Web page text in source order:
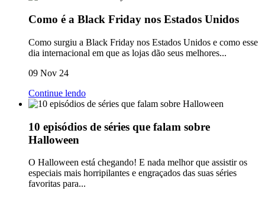
Como é a Black Friday nos Estados Unidos
Como surgiu a Black Friday nos Estados Unidos e como esse
dia internacional em que as lojas dão seus melhores...
09 Nov 24
Continue lendo
10 episódios de séries que falam sobre
Halloween
O Halloween está chegando! E nada melhor que assistir os
especiais mais horripilantes e engraçados das suas séries
favoritas para...